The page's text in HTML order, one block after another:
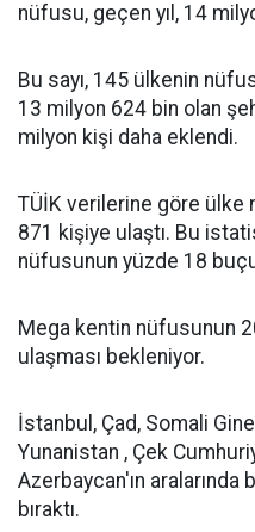
nüfusu, geçen yıl, 14
Bu sayı, 145 ülkenin
13 milyon 624 bin olan
milyon kişi daha eklendi.
TÜİK verilerine göre ülke
871 kişiye ulaştı. Bu
nüfusunun yüzde 18
Mega kentin nüfusunun
ulaşması bekleniyor.
İstanbul, Çad, Somali
Yunanistan , Çek
Azerbaycan'ın
bıraktı.